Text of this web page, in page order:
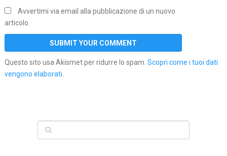
Avvertimi via email alla pubblicazione di un nuovo
articolo.
Questo sito usa Akismet per ridurre lo spam. Scopri come i tuoi dati
vengono elaborati.